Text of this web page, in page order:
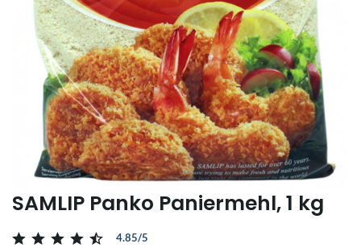
SAMLIP Panko Paniermehl, 1 kg
4.85/5